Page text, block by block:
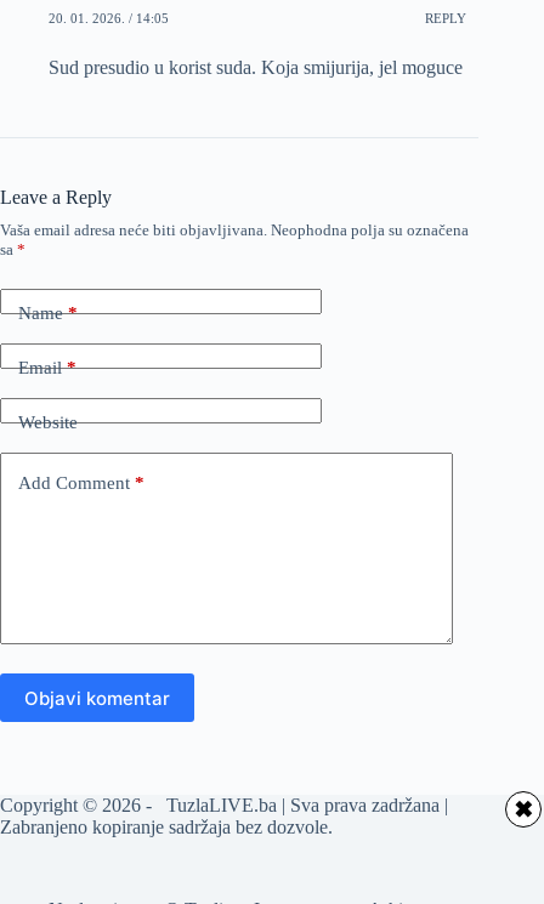
20. 01. 2026. / 14:05 REPLY
Sud presudio u korist suda. Koja smijurija, jel moguce
Leave a Reply
Vaša email adresa neće biti objavljivana. Neophodna polja su označena
sa *
Name*
Email*
Website
Add Comment *
Objavi komentar
Copyright © 2026 - TuzlaLIVE.ba | Sva prava zadržana |
Zabranjeno kopiranje sadržaja bez dozvole.
✖